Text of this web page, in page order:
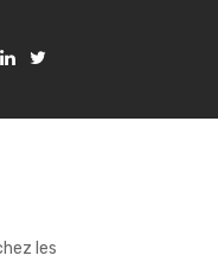
les